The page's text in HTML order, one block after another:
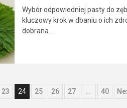
Wybór odpowiedniej pasty do
kluczowy krok w dbaniu o ich
dobrana...
23 24 25 26 27 … 40